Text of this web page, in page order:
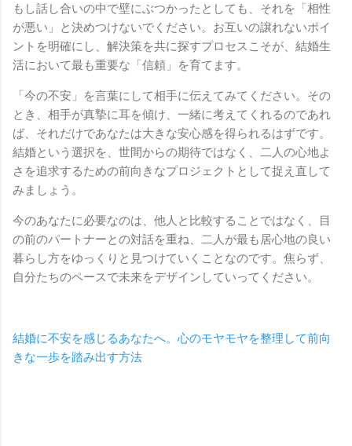
もし話し合いの中で壁にぶつかったとしても、それを「相性
が悪い」と決めつけないでください。お互いの譲れないポイ
ントを明確にし、解決策を共に探すプロセスこそが、結婚生
活において最も重要な「信頼」を育てます。
「今の不安」を言葉にして相手に伝えてみてください。その
とき、相手が真摯に耳を傾け、一緒に考えてくれるのであれ
ば、それだけであなたは大きな安心感を得られるはずです。
結婚という選択を、世間からの期待ではなく、二人の心地よ
さを追求するための前向きなプロジェクトとして捉え直して
みましょう。
今のあなたに必要なのは、他人と比較することではなく、目
の前のパートナーとの対話を重ね、二人が最も居心地の良い
暮らし方をゆっくりと見つけていくことなのです。焦らず、
自分たちのペースで未来をデザインしていってください。
結婚に不安を感じるあなたへ。心のモヤモヤを整理して前向
きな一歩を踏み出す方法